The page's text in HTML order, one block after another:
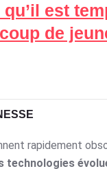
est
de
rapidement
technologies